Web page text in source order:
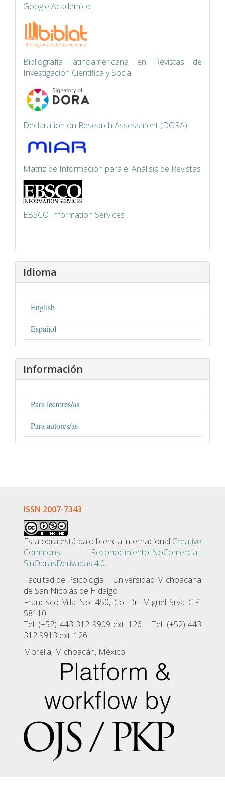
Google Académico
Bibliografía latinoamericana en Revistas de
Investigación Científica y Social
Declaration on Research Assessment (DORA)
Matriz de Información para el Análisis de Revistas
EBSCO Information Services
Idioma
English
Español
Información
Para lectores/as
Para autores/as
ISSN 2007-7343
Esta obra está bajo licencia internacional Creative
Commons Reconocimiento-NoComercial-
SinObrasDerivadas 4.0.
Facultad de Psicologí­a | Universidad Michoacana
de San Nicolás de Hidalgo
Francisco Villa No. 450, Col Dr. Miguel Silva C.P.
58110
Tel. (+52) 443 312 9909 ext. 126 | Tel. (+52) 443
312 9913 ext. 126
Morelia, Michoacán, México